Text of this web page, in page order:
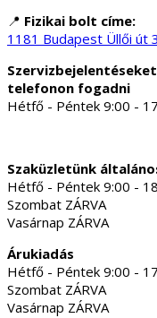
📍 Fizikai bolt címe:
1181 Budapest Üllői út
telefonon fogadni
Hétfő - Péntek 9:00 -
Szaküzletünk
Hétfő - Péntek 9:00 -
Szombat ZÁRVA
Vasárnap ZÁRVA
Árukiadás
Hétfő - Péntek 9:00 -
Szombat ZÁRVA
Vasárnap ZÁRVA